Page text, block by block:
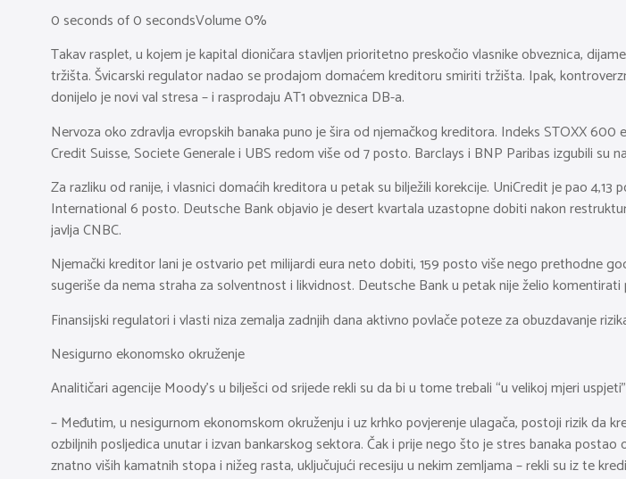
0 seconds of 0 secondsVolume 0%
Takav rasplet, u kojem je kapital dioničara stavljen prioritetno preskočio vlasnike obveznica,
tržišta. Švicarski regulator nadao se prodajom domaćem kreditoru smiriti tržišta. Ipak,
donijelo je novi val stresa – i rasprodaju AT1 obveznica DB-a.
Nervoza oko zdravlja evropskih banaka puno je šira od njemačkog kreditora. Indeks STOXX
Credit Suisse, Societe Generale i UBS redom više od 7 posto. Barclays i BNP Paribas izgubili su
Za razliku od ranije, i vlasnici domaćih kreditora u petak su bilježili korekcije. UniCredit je pao
International 6 posto. Deutsche Bank objavio je desert kvartala uzastopne dobiti nakon
javlja CNBC.
Njemački kreditor lani je ostvario pet milijardi eura neto dobiti, 159 posto više nego prethodne
sugeriše da nema straha za solventnost i likvidnost. Deutsche Bank u petak nije želio komentirati
Finansijski regulatori i vlasti niza zemalja zadnjih dana aktivno povlače poteze za obuzdavanje
Nesigurno ekonomsko okruženje
Analitičari agencije Moody’s u bilješci od srijede rekli su da bi u tome trebali “u velikoj mjeri
– Međutim, u nesigurnom ekonomskom okruženju i uz krhko povjerenje ulagača, postoji rizik
ozbiljnih posljedica unutar i izvan bankarskog sektora. Čak i prije nego što je stres banaka
znatno viših kamatnih stopa i nižeg rasta, uključujući recesiju u nekim zemljama – rekli su iz te